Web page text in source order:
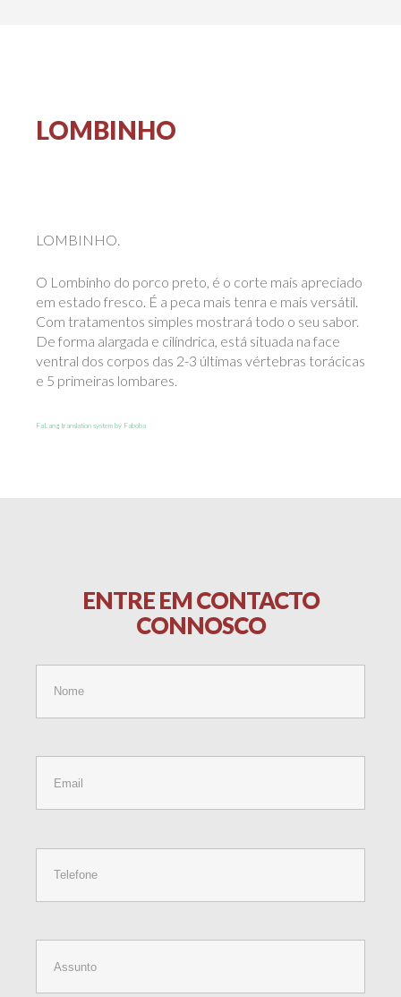
LOMBINHO
LOMBINHO.
O Lombinho do porco preto, é o corte mais apreciado
em estado fresco. É a peca mais tenra e mais versátil.
Com tratamentos simples mostrará todo o seu sabor.
De forma alargada e cilíndrica, está situada na face
ventral dos corpos das 2-3 últimas vértebras torácicas
e 5 primeiras lombares.
FaLang translation system by Faboba
ENTRE EMCONTACTO
CONNOSCO